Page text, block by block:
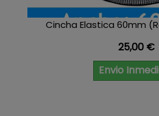
Cincha Elastica 60mm
Precio
25,00 €
Envio